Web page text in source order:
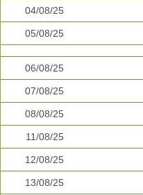
04/08/25
05/08/25
06/08/25
07/08/25
08/08/25
11/08/25
12/08/25
13/08/25